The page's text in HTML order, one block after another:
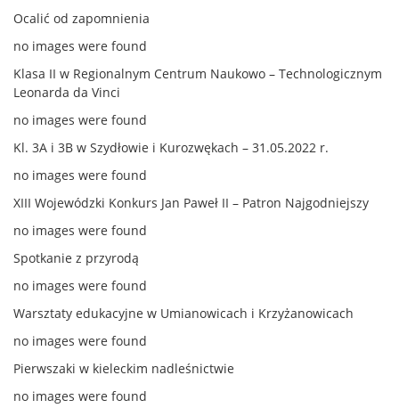
Ocalić od zapomnienia
no images were found
Klasa II w Regionalnym Centrum Naukowo – Technologicznym
Leonarda da Vinci
no images were found
Kl. 3A i 3B w Szydłowie i Kurozwękach – 31.05.2022 r.
no images were found
XIII Wojewódzki Konkurs Jan Paweł II – Patron Najgodniejszy
no images were found
Spotkanie z przyrodą
no images were found
Warsztaty edukacyjne w Umianowicach i Krzyżanowicach
no images were found
Pierwszaki w kieleckim nadleśnictwie
no images were found